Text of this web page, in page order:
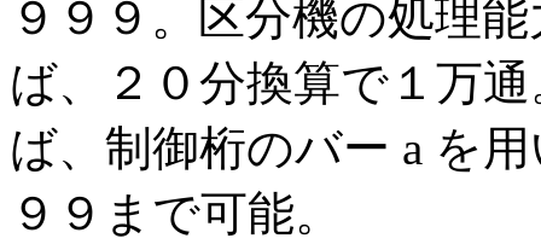
９９９。区分機の処理
ば、２０分換算で１万
ば、制御桁のバー a を
９９まで可能。